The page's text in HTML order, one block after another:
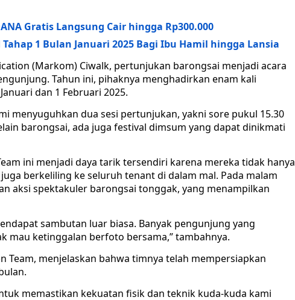
Gratis Langsung Cair hingga Rp300.000
1 Bulan Januari 2025 Bagi Ibu Hamil hingga Lansia
(Markom) Ciwalk, pertunjukan barongsai menjadi acara
Tahun ini, pihaknya menghadirkan enam kali
dan 1 Februari 2025.
menyuguhkan dua sesi pertunjukan, yakni sore pukul 15.30
barongsai, ada juga festival dimsum yang dapat dinikmati
ini menjadi daya tarik tersendiri karena mereka tidak hanya
berkeliling ke seluruh tenant di dalam mal. Pada malam
aksi spektakuler barongsai tonggak, yang menampilkan
sambutan luar biasa. Banyak pengunjung yang
mau ketinggalan berfoto bersama,” tambahnya.
Team, menjelaskan bahwa timnya telah mempersiapkan
memastikan kekuatan fisik dan teknik kuda-kuda kami